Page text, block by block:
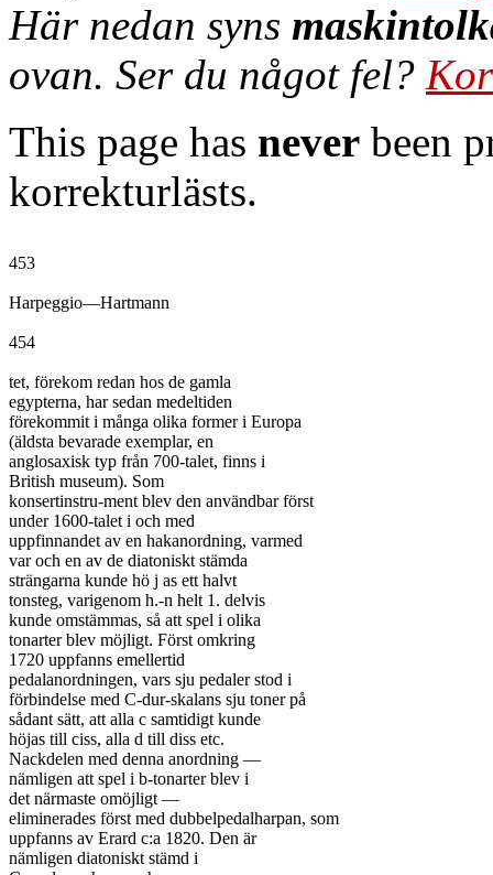
Här nedan syns
ovan. Ser du något fel?
This page has never been
korrekturlästs.
453
Harpeggio—Hartmann
454
tet, förekom redan hos de gamla
egypterna, har sedan medeltiden
förekommit i många olika former i Europa
(äldsta bevarade exemplar, en
anglosaxisk typ från 700-talet, finns i
British museum). Som
konsertinstru-ment blev den användbar först
under 1600-talet i och med
uppfinnandet av en hakanordning, varmed
var och en av de diatoniskt stämda
strängarna kunde hö j as ett halvt
tonsteg, varigenom h.-n helt 1. delvis
kunde omstämmas, så att spel i olika
tonarter blev möjligt. Först omkring
1720 uppfanns emellertid
pedalanordningen, vars sju pedaler stod i
förbindelse med C-dur-skalans sju toner på
sådant sätt, att alla c samtidigt kunde
höjas till ciss, alla d till diss etc.
Nackdelen med denna anordning —
nämligen att spel i b-tonarter blev i
det närmaste omöjligt —
eliminerades först med dubbelpedalharpan, som
uppfanns av Erard c:a 1820. Den är
nämligen diatoniskt stämd i